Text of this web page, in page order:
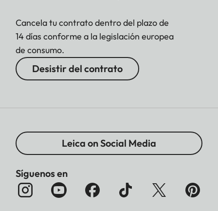
Cancela tu contrato dentro del plazo de
14 días conforme a la legislación europea
de consumo.
Desistir del contrato
Leica on Social Media
Síguenos en